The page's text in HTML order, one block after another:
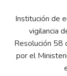
Institución de
vigilancia
Resolución
por el